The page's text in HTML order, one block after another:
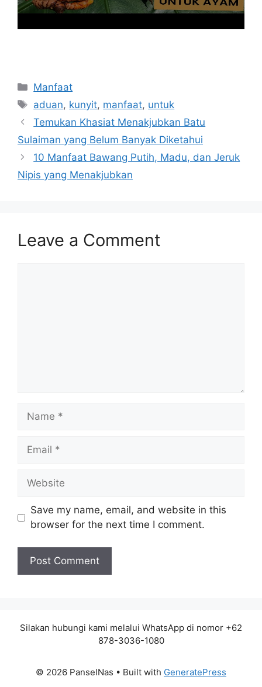
Categories
Manfaat
Tags
aduan, kunyit, manfaat, untuk
Temukan Khasiat Menakjubkan Batu
Sulaiman yang Belum Banyak Diketahui
10 Manfaat Bawang Putih, Madu, dan Jeruk
Nipis yang Menakjubkan
Leave a Comment
Name
Email
Website
Save my name, email, and website in this
browser for the next time I comment.
Silakan hubungi kami melalui WhatsApp di nomor +62
878-3036-1080
© 2026 PanselNas • Built with GeneratePress